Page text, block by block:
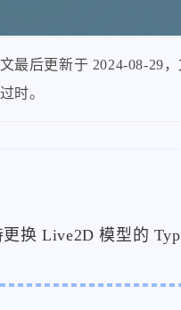
最后更新于 2024-08-29
时。
换 Live2D 模型的